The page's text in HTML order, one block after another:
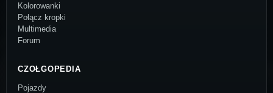
Kolorowanki
Połącz kropki
Multimedia
Forum
CZOŁGOPEDIA
Pojazdy